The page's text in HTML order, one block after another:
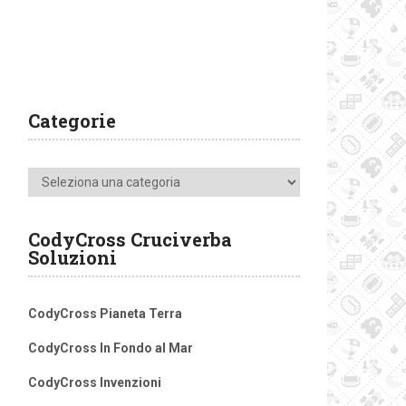
Categorie
Categorie
CodyCross Cruciverba
Soluzioni
CodyCross Pianeta Terra
CodyCross In Fondo al Mar
CodyCross Invenzioni